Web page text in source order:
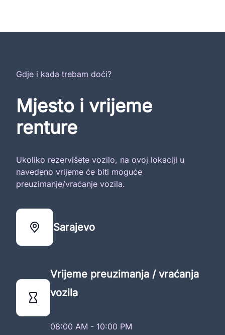
Gdje i kada trebam doći?
Mjesto i vrijeme
renture
Ukoliko rezervišete vozilo, na ovoj lokaciji u
navedeno vrijeme će biti moguće
preuzimanje/vraćanje vozila.
Sarajevo
Vrijeme preuzimanja / vraćanja
vozila
08:00 AM - 10:00 PM